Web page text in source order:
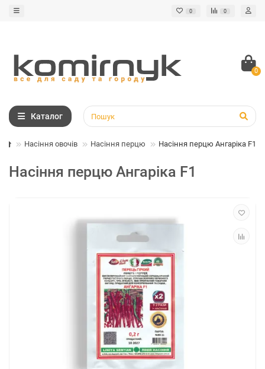
0 0
0
Каталог
Насіння овочів Насіння перцю Насіння перцю Ангаріка F1
Насіння перцю Ангаріка F1